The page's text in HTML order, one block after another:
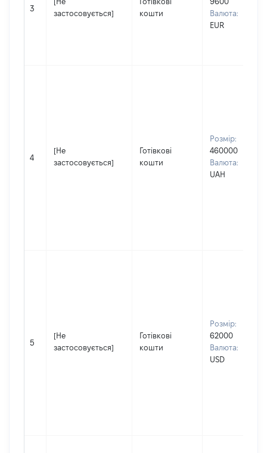
3
застосовується]
кошти
Валюта:
EUR
4
[Не
застосовується]
Готівкові
кошти
Розмір:
460000
Валюта:
UAH
5
[Не
застосовується]
Готівкові
кошти
Розмір:
62000
Валюта:
USD